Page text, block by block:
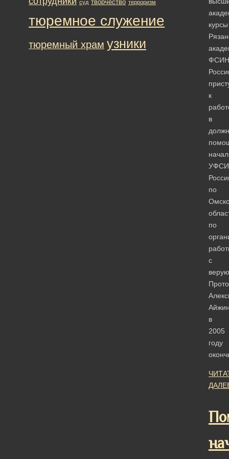
курсы
ФСИН
к
в
по
по
с
в
2005
году
суд творчество терроризм
тюремное служение
тюремный храм узники